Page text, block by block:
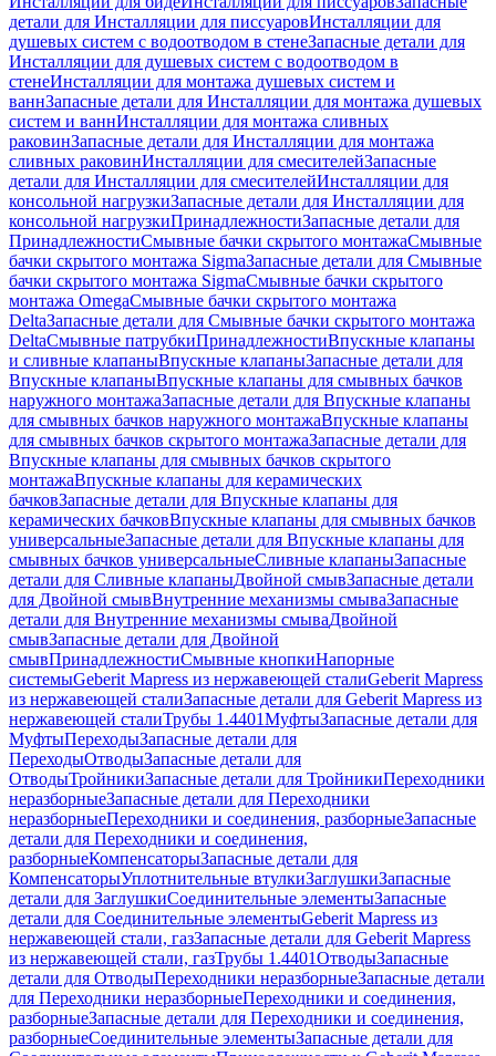
детали для Инсталляции для писсуаровИнсталляции для
душевых систем с водоотводом в стенеЗапасные детали для
Инсталляции для душевых систем с водоотводом в
стенеИнсталляции для монтажа душевых систем и
ваннЗапасные детали для Инсталляции для монтажа душевых
систем и ваннИнсталляции для монтажа сливных
раковинЗапасные детали для Инсталляции для монтажа
сливных раковинИнсталляции для смесителейЗапасные
детали для Инсталляции для смесителейИнсталляции для
консольной нагрузкиЗапасные детали для Инсталляции для
консольной нагрузкиПринадлежностиЗапасные детали для
ПринадлежностиСмывные бачки скрытого монтажаСмывные
бачки скрытого монтажа SigmaЗапасные детали для Смывные
бачки скрытого монтажа SigmaСмывные бачки скрытого
монтажа OmegaСмывные бачки скрытого монтажа
DeltaЗапасные детали для Смывные бачки скрытого монтажа
DeltaСмывные патрубкиПринадлежностиВпускные клапаны
и сливные клапаныВпускные клапаныЗапасные детали для
Впускные клапаныВпускные клапаны для смывных бачков
наружного монтажаЗапасные детали для Впускные клапаны
для смывных бачков наружного монтажаВпускные клапаны
для смывных бачков скрытого монтажаЗапасные детали для
Впускные клапаны для смывных бачков скрытого
монтажаВпускные клапаны для керамических
бачковЗапасные детали для Впускные клапаны для
керамических бачковВпускные клапаны для смывных бачков
универсальныеЗапасные детали для Впускные клапаны для
смывных бачков универсальныеСливные клапаныЗапасные
детали для Сливные клапаныДвойной смывЗапасные детали
для Двойной смывВнутренние механизмы смываЗапасные
детали для Внутренние механизмы смываДвойной
смывЗапасные детали для Двойной
смывПринадлежностиСмывные кнопкиНапорные
системыGeberit Mapress из нержавеющей сталиGeberit Mapress
из нержавеющей сталиЗапасные детали для Geberit Mapress из
нержавеющей сталиТрубы 1.4401МуфтыЗапасные детали для
МуфтыПереходыЗапасные детали для
ПереходыОтводыЗапасные детали для
ОтводыТройникиЗапасные детали для ТройникиПереходники
неразборныеЗапасные детали для Переходники
неразборныеПереходники и соединения, разборныеЗапасные
детали для Переходники и соединения,
разборныеКомпенсаторыЗапасные детали для
КомпенсаторыУплотнительные втулкиЗаглушкиЗапасные
детали для ЗаглушкиСоединительные элементыЗапасные
детали для Соединительные элементыGeberit Mapress из
нержавеющей стали, газЗапасные детали для Geberit Mapress
из нержавеющей стали, газТрубы 1.4401ОтводыЗапасные
детали для ОтводыПереходники неразборныеЗапасные детали
для Переходники неразборныеПереходники и соединения,
разборныеЗапасные детали для Переходники и соединения,
разборныеСоединительные элементыЗапасные детали для